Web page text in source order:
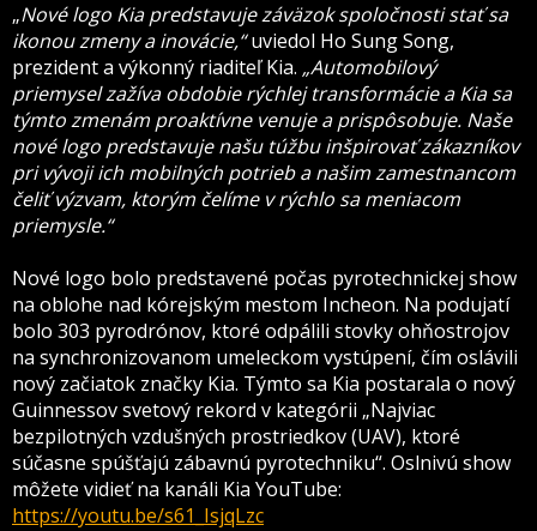
„Nové logo Kia predstavuje záväzok spoločnosti stať sa
ikonou zmeny a inovácie,“uviedol Ho Sung Song,
prezident a výkonný riaditeľ Kia. „Automobilový
priemysel zažíva obdobie rýchlej transformácie a Kia sa
týmto zmenám proaktívne venuje a prispôsobuje. Naše
nové logo predstavuje našu túžbu inšpirovať zákazníkov
pri vývoji ich mobilných potrieb a našim zamestnancom
čeliť výzvam, ktorým čelíme v rýchlo sa meniacom
priemysle.“
Nové logo bolo predstavené počas pyrotechnickej show
na oblohe nad kórejským mestom Incheon. Na podujatí
bolo 303 pyrodrónov, ktoré odpálili stovky ohňostrojov
na synchronizovanom umeleckom vystúpení, čím oslávili
nový začiatok značky Kia. Týmto sa Kia postarala o nový
Guinnessov svetový rekord v kategórii „Najviac
bezpilotných vzdušných prostriedkov (UAV), ktoré
súčasne spúšťajú zábavnú pyrotechniku“. Oslnivú show
môžete vidieť na kanáli Kia YouTube:
https://youtu.be/s61_IsjqLzc